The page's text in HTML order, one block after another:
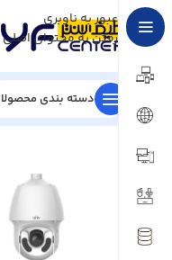
عبور به ناوبری
رفتن به محتوای اصلی
دسته بندی
خانه/تجهیزات